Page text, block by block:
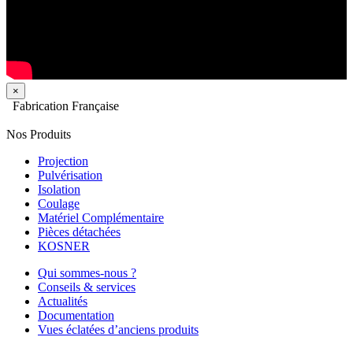
×
Fabrication Française
Nos Produits
Projection
Pulvérisation
Isolation
Coulage
Matériel Complémentaire
Pièces détachées
KOSNER
Qui sommes-nous ?
Conseils & services
Actualités
Documentation
Vues éclatées d’anciens produits